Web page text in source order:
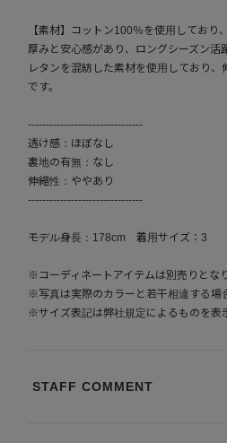
【素材】コットン100％を使用してお
厚みと安心感があり、ロングシーズン
レタンを混紡した素材を使用しており
です。
--------------------------------
透け感：ほぼなし
裏地の有無：なし
伸縮性：ややあり
--------------------------------
モデル身長：178cm 着用サイズ：3
※コーディネートアイテムは別売りとなり
※写真は実際のカラーと若干相違する場
※サイズ表記は弊社規定によるものを表
STAFF COMMENT